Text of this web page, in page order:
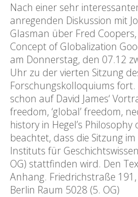
Nach einer sehr
anregenden Diskussion mit
Glasman über Fred
Concept of Globalization
am Donnerstag, den 07.12
Uhr zu der vierten Sitzung
Forschungskolloquiums
schon auf David James‘
freedom, ‘global’ freedom,
history in Hegel’s Philosophy
beachtet, dass die Sitzung
Instituts für
OG) stattfinden wird. Den
Anhang. Friedrichstraße
Berlin Raum 5028 (5. OG)